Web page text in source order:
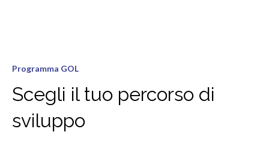
Programma GOL
Scegli il tuo percorso di
sviluppo